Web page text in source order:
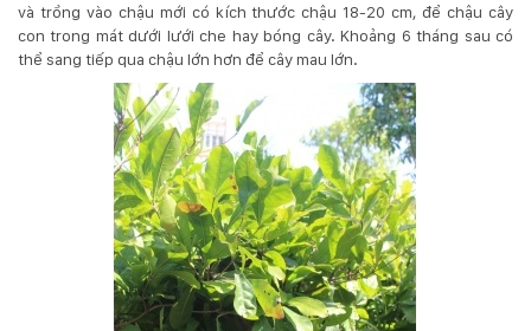
và trồng vào chậu mới có kích thước chậu 18-20 cm, để chậu cây
con trong mát dưới lưới che hay bóng cây. Khoảng 6 tháng sau có
thể sang tiếp qua chậu lớn hơn để cây mau lớn.